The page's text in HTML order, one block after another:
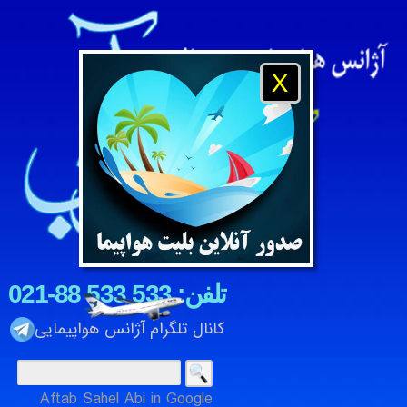
021-88 533 533 :تلفن
کانال تلگرام آژانس هواپیمایی
Aftab Sahel Abi in Google
X